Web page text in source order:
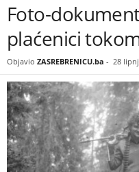
Foto-
plaćenici
Objavio ZASREBRENICU.ba - 28